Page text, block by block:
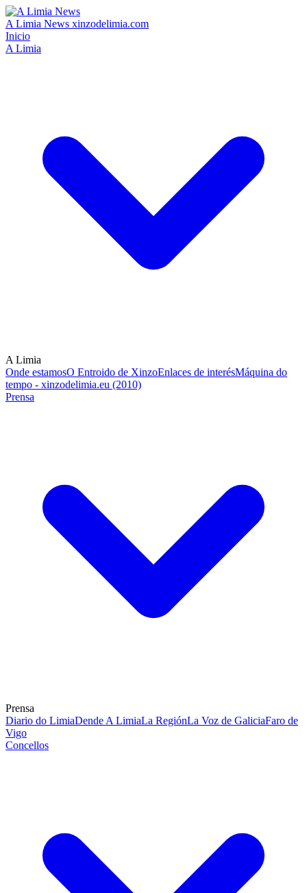
A Limia News xinzodelimia.com
Inicio
A Limia
A Limia
Onde estamosO Entroido de XinzoEnlaces de interésMáquina do
tempo - xinzodelimia.eu (2010)
Prensa
Prensa
Diario do LimiaDende A LimiaLa RegiónLa Voz de GaliciaFaro de
Vigo
Concellos